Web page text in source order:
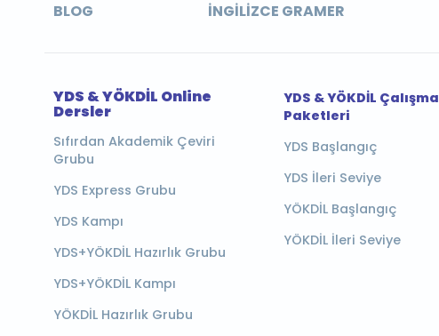
BLOG İNGILIZCE GRAMER
YDS & YÖKDİL Online
Dersler
Sıfırdan Akademik Çeviri
Grubu
YDS Express Grubu
YDS Kampı
YDS+YÖKDİL Hazırlık Grubu
YDS+YÖKDİL Kampı
YÖKDİL Hazırlık Grubu
YDS & YÖKDİL Çalışma
Paketleri
YDS Başlangıç
YDS İleri Seviye
YÖKDİL Başlangıç
YÖKDİL İleri Seviye